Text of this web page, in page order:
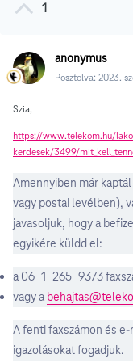
1
anonymus
Posztolva: 2023.
Szia,
https://www.telekom.hu/
kerdesek/3499/
Amennyiben már
vagy postai levélben),
javasoljuk, hogy a
egyikére küldd el:
a 06-1-265-9373
vagy a
A fenti faxszámon és
igazolásokat fogadjuk.